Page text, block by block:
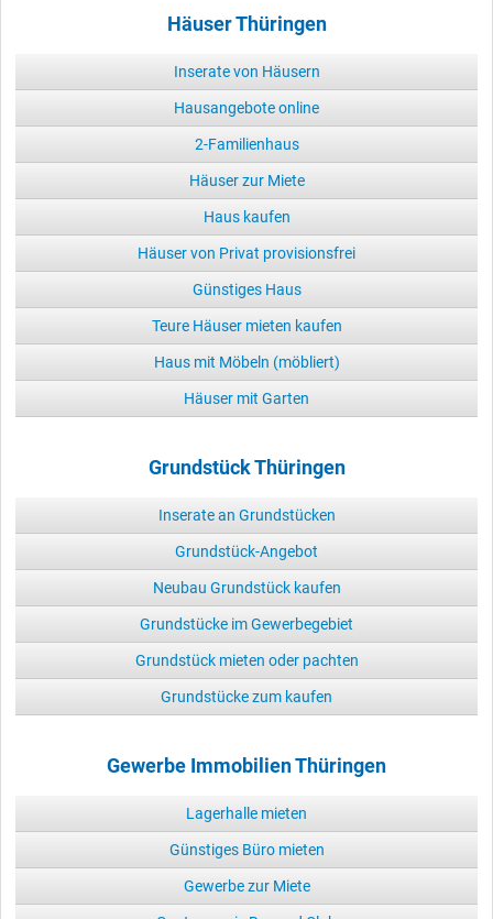
Häuser Thüringen
Inserate von Häusern
Hausangebote online
2-Familienhaus
Häuser zur Miete
Haus kaufen
Häuser von Privat provisionsfrei
Günstiges Haus
Teure Häuser mieten kaufen
Haus mit Möbeln (möbliert)
Häuser mit Garten
Grundstück Thüringen
Inserate an Grundstücken
Grundstück-Angebot
Neubau Grundstück kaufen
Grundstücke im Gewerbegebiet
Grundstück mieten oder pachten
Grundstücke zum kaufen
Gewerbe Immobilien Thüringen
Lagerhalle mieten
Günstiges Büro mieten
Gewerbe zur Miete